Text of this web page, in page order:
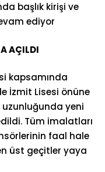
başlık kirişi ve
ediyor
AÇILDI
kapsamında
İzmit Lisesi önüne
yeni
Tüm imalatları
faal hale
üst geçitler yaya